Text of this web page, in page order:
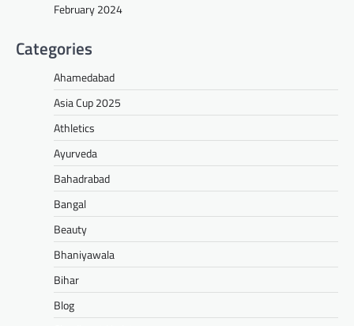
February 2024
Categories
Ahamedabad
Asia Cup 2025
Athletics
Ayurveda
Bahadrabad
Bangal
Beauty
Bhaniyawala
Bihar
Blog